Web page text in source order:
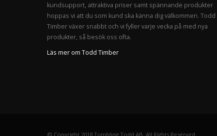
kundsupport, attraktiva priser samt spännande produkter
hoppas vi att du som kund ska känna dig välkommen. Todd
Timber växer snabbt och vi fyller varje vecka på med nya
produkter, så besök oss ofta.
Läs mer om Todd Timber
© Copyright 2018 Tumbling Todd AB. All Rights Reserved.